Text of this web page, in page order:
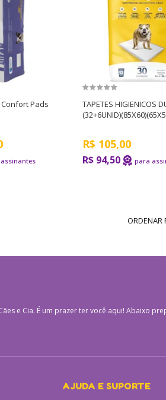
Pads
TAPETES HIGIENICOS
R$ 105,00
R$ 94,50
ORDENAR
e Cia. É um prazer ter você aqui! Abaixo
AJUDA E SUPORTE